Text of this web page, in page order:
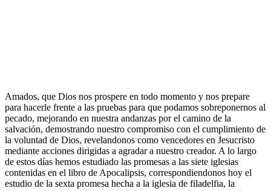
Amados, que Dios nos prospere en todo momento y nos prepare
para hacerle frente a las pruebas para que podamos sobreponernos al
pecado, mejorando en nuestra andanzas por el camino de la
salvación, demostrando nuestro compromiso con el cumplimiento de
la voluntad de Dios, revelandonos como vencedores en Jesucristo
mediante acciones dirigidas a agradar a nuestro creador. A lo largo
de estos días hemos estudiado las promesas a las siete iglesias
contenidas en el libro de Apocalipsis, correspondiendonos hoy el
estudio de la sexta promesa hecha a la iglesia de filadelfia, la